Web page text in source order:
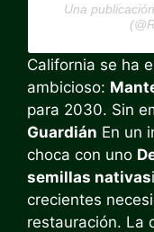
Una
California se ha
ambicioso:
para 2030. Sin
Guardián En un
choca con uno
semillas nativas
crecientes
restauración. La